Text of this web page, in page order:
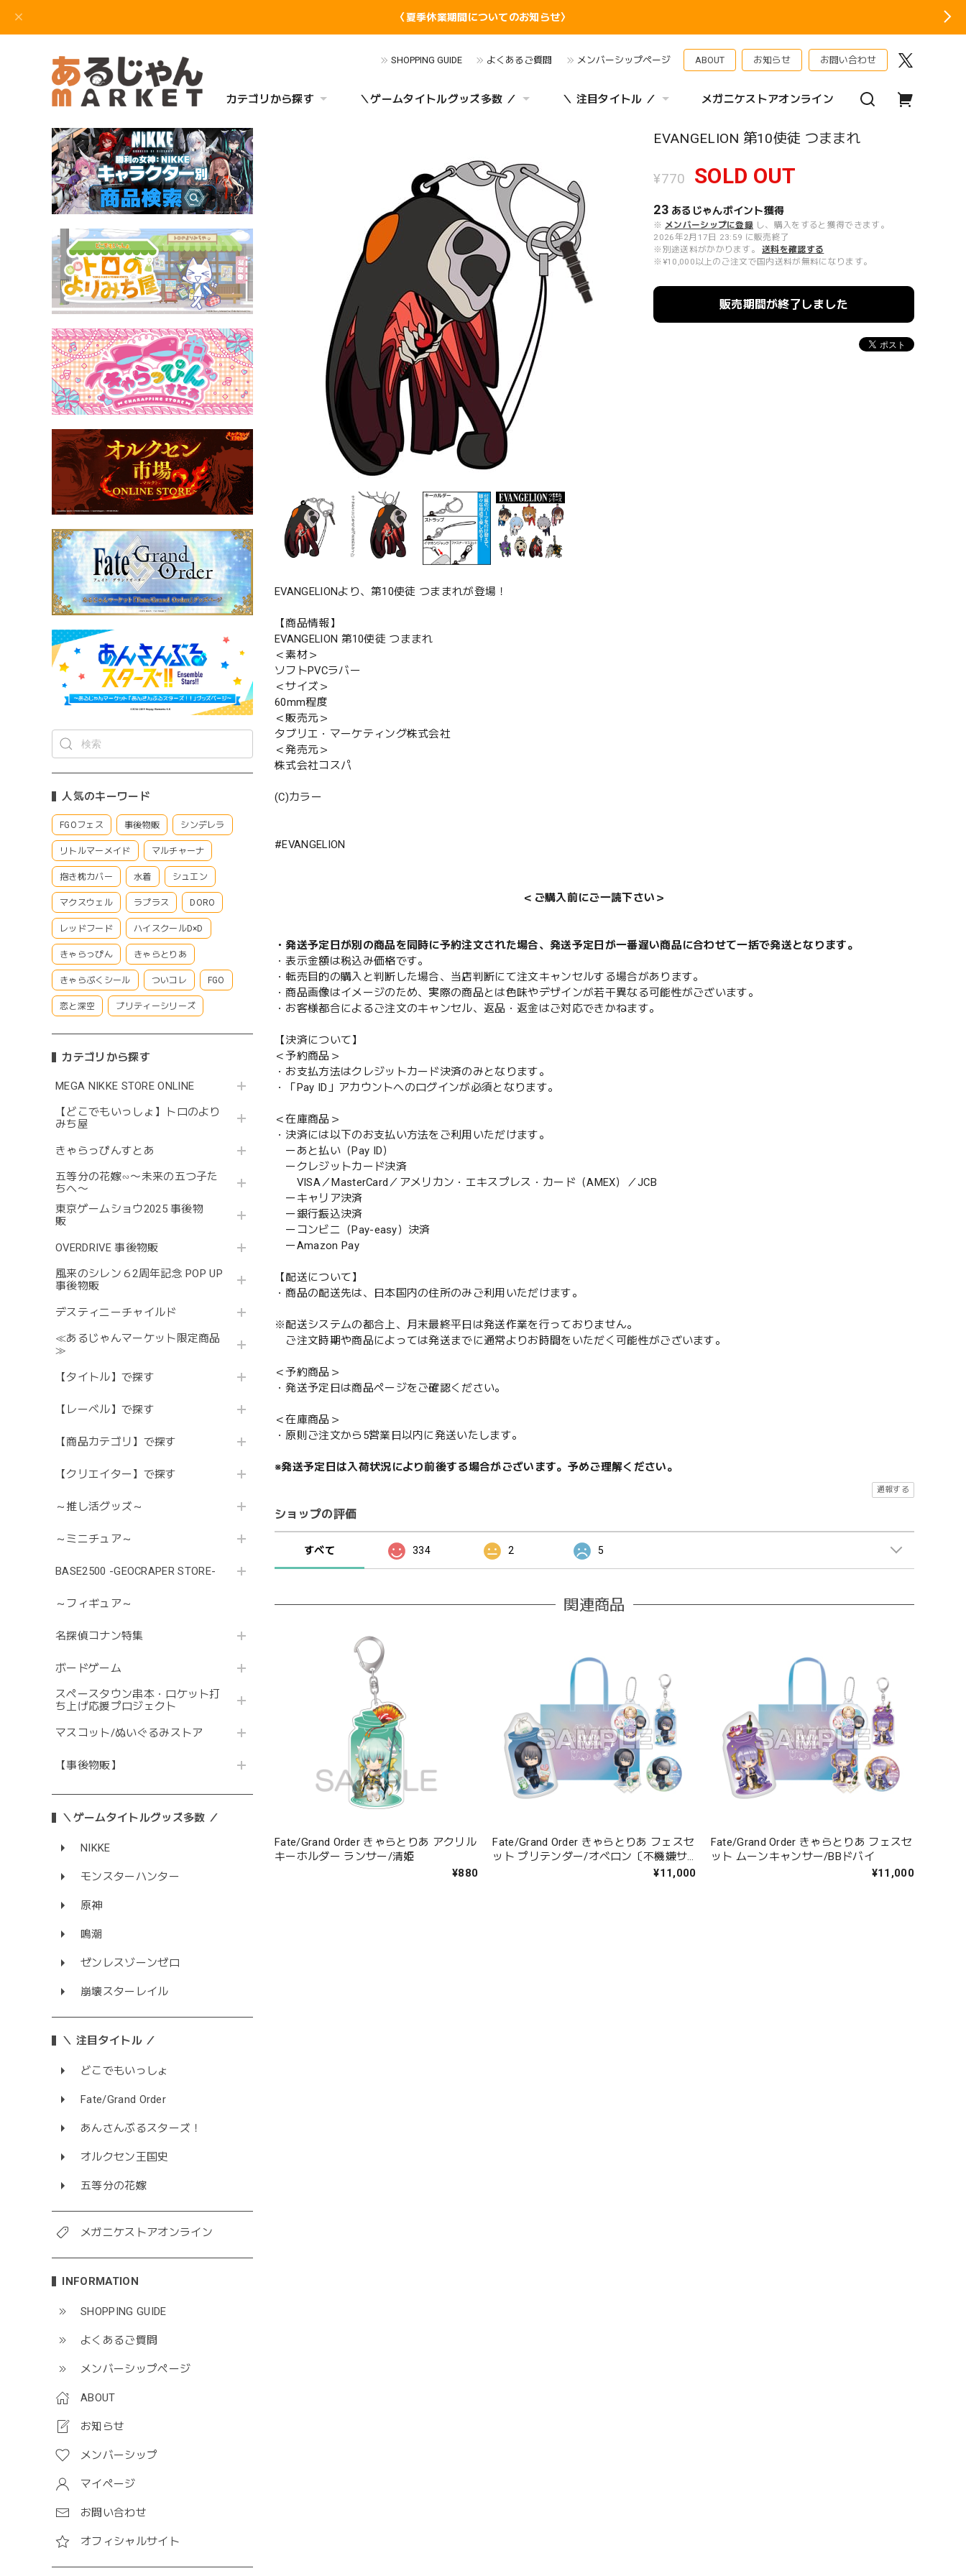
〈夏季休業期間についてのお知らせ〉
SHOPPING GUIDE よくあるご質問 メンバーシップページ ABOUT お知らせ お問い合わせ
カテゴリから探す ＼ゲームタイトルグッズ多数 ／ ＼ 注目タイトル ／ メガニケストアオンライン
人気のキーワード
FGOフェス 事後物販 シンデレラ
リトルマーメイド マルチャーナ
抱き枕カバー 水着 シュエン
マクスウェル ラプラス DORO
レッドフード ハイスクールD×D
きゃらっぴん きゃらとりあ
きゃらぷくシール ついコレ FGO
恋と深空 プリティーシリーズ
カテゴリから探す
MEGA NIKKE STORE ONLINE
【どこでもいっしょ】トロのより
みち屋
きゃらっぴんすとあ
五等分の花嫁∽〜未来の五つ子た
ちへ〜
東京ゲームショウ2025 事後物
販
OVERDRIVE 事後物販
風来のシレン６2周年記念 POP UP
事後物販
デスティニーチャイルド
≪あるじゃんマーケット限定商品
≫
【タイトル】で探す
【レーベル】で探す
【商品カテゴリ】で探す
【クリエイター】で探す
～推し活グッズ～
～ミニチュア～
BASE2500 -GEOCRAPER STORE-
～フィギュア～
名探偵コナン特集
ボードゲーム
スペースタウン串本・ロケット打
ち上げ応援プロジェクト
マスコット/ぬいぐるみストア
【事後物販】
＼ゲームタイトルグッズ多数 ／
NIKKE
モンスターハンター
原神
鳴潮
ゼンレスゾーンゼロ
崩壊スターレイル
＼ 注目タイトル ／
どこでもいっしょ
Fate/Grand Order
あんさんぶるスターズ！
オルクセン王国史
五等分の花嫁
メガニケストアオンライン
INFORMATION
SHOPPING GUIDE
よくあるご質問
メンバーシップページ
ABOUT
お知らせ
メンバーシップ
マイページ
お問い合わせ
オフィシャルサイト
EVANGELION 第10使徒 つままれ
¥770 SOLD OUT
23 あるじゃんポイント獲得
※ メンバーシップに登録 し、購入をすると獲得できます。
2026年2月17日 23:59 に販売終了
※別途送料がかかります。
送料を確認する
※¥10,000以上のご注文で国内送料が無料になります。
販売期間が終了しました
EVANGELIONより、第10使徒 つままれが登場！
【商品情報】
EVANGELION 第10使徒 つままれ
＜素材＞
ソフトPVCラバー
＜サイズ＞
60mm程度
＜販売元＞
タブリエ・マーケティング株式会社
＜発売元＞
株式会社コスパ
(C)カラー
#EVANGELION
＜ご購入前にご一読下さい＞
・発送予定日が別の商品を同時に予約注文された場合、発送予定日が一番遅い商品に合わせて一括で発送となります。
・表示金額は税込み価格です。
・転売目的の購入と判断した場合、当店判断にて注文キャンセルする場合があります。
・商品画像はイメージのため、実際の商品とは色味やデザインが若干異なる可能性がございます。
・お客様都合によるご注文のキャンセル、返品・返金はご対応できかねます。
【決済について】
＜予約商品＞
・お支払方法はクレジットカード決済のみとなります。
・「Pay ID」アカウントへのログインが必須となります。
＜在庫商品＞
・決済には以下のお支払い方法をご利用いただけます。
ーあと払い（Pay ID）
ークレジットカード決済
VISA／MasterCard／アメリカン・エキスプレス・カード（AMEX）／JCB
ーキャリア決済
ー銀行振込決済
ーコンビニ（Pay-easy）決済
ーAmazon Pay
【配送について】
・商品の配送先は、日本国内の住所のみご利用いただけます。
※配送システムの都合上、月末最終平日は発送作業を行っておりません。
ご注文時期や商品によっては発送までに通常よりお時間をいただく可能性がございます。
＜予約商品＞
・発送予定日は商品ページをご確認ください。
＜在庫商品＞
・原則ご注文から5営業日以内に発送いたします。
※発送予定日は入荷状況により前後する場合がございます。予めご理解ください。
通報する
ショップの評価
すべて 334 2 5
関連商品
Fate/Grand Order きゃらとりあ アクリル
キーホルダー ランサー/清姫
¥880
Fate/Grand Order きゃらとりあ フェスセ
ット プリテンダー/オベロン〔不機嫌サ
¥11,000
Fate/Grand Order きゃらとりあ フェスセ
ット ムーンキャンサー/BBドバイ
¥11,000